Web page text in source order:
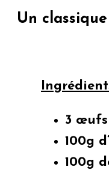
Un
3 œufs
100g
100g